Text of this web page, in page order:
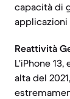
capacità di
Reattività
L'iPhone
alta del